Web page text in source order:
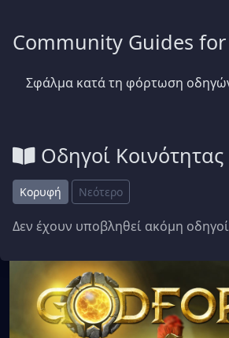
Community Guides for
Σφάλμα κατά τη φόρτωση
Οδηγοί Κοινότητας
Κορυφή Νεότερο
Δεν έχουν υποβληθεί ακόμη